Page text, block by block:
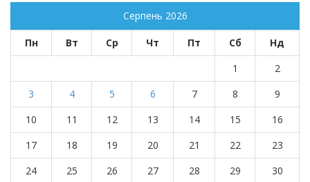
Серпень 2026
Пн Вт Ср Чт Пт Сб Нд
1
2
3
4 5 6 7 8
9
10
11 12 13 14 15
16
17
18 19 20 21 22
23
24
25 26 27 28 29
30